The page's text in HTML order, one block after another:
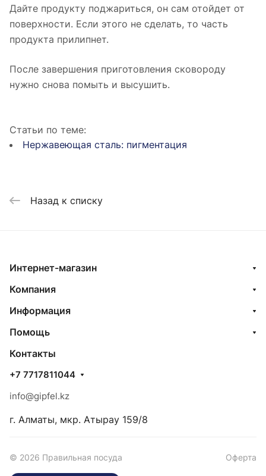
Дайте продукту поджариться, он сам отойдет от
поверхности. Если этого не сделать, то часть
продукта прилипнет.
После завершения приготовления сковороду
нужно снова помыть и высушить.
Статьи по теме:
Нержавеющая сталь: пигментация
Назад к списку
Интернет-магазин
Компания
Информация
Помощь
Контакты
+7 7717811044
info@gipfel.kz
г. Алматы, мкр. Атырау 159/8
© 2026 Правильная посуда Оферта